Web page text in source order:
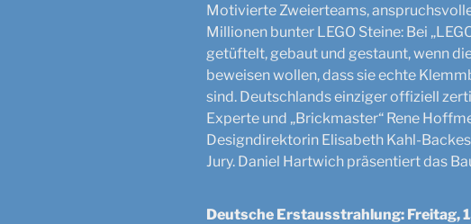
Motivierte Zweierteams,
Millionen bunter LEGO Steine: Bei
getüftelt, gebaut und gestaunt, wenn
beweisen wollen, dass sie echte
sind. Deutschlands einziger offiziell
Experte und „Brickmaster“ Rene
Designdirektorin Elisabeth Kahl-
Jury. Daniel Hartwich präsentiert das
Deutsche Erstausstrahlung: Freitag,